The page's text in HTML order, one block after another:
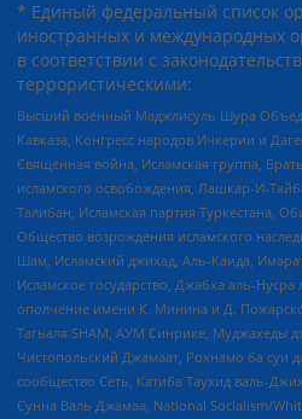
* Единый федеральный список
иностранных и международных
в соответствии с
террористическими:
Высший военный Маджлисуль Шура
Кавказа, Конгресс народов Ичкерии и
Священная война, Исламская группа,
исламского освобождения, Лашкар-И-
Талибан, Исламская партия Туркестана,
Общество возрождения исламского
Шам, Исламский джихад, Аль-Каида,
Исламское государство, Джабха аль-
ополчение имени К. Минина и Д.
Тагьаля SHAM, АУМ Синрике, Муджахеды
Чистопольский Джамаат, Рохнамо ба суи
сообщество Сеть, Катиба Таухид валь-
Сунна Валь Джамаа, National Socialism/